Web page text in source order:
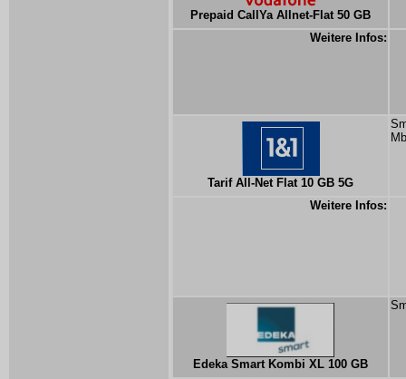
Prepaid CallYa Allnet-Flat 50 GB
Weitere Infos:
Tarif All-Net Flat 10 GB 5G
Weitere Infos:
Edeka Smart Kombi XL 100 GB